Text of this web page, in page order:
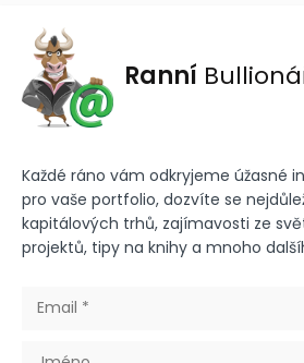
Ranní
Každé ráno vám odkryjeme úžasné
pro vaše portfolio, dozvíte se
kapitálových trhů, zajímavosti ze
projektů, tipy na knihy a mnoho